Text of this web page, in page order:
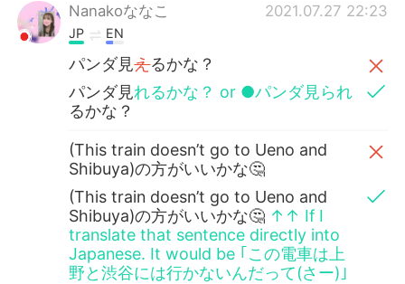
Nanakoななこ 2021.07.27 22:23
JP EN
パンダ見えるかな？
パンダ見れるかな？ or ●パンダ見られ
るかな？
(This train doesn’t go to Ueno and
Shibuya)の方がいいかな🤔
(This train doesn’t go to Ueno and
Shibuya)の方がいいかな🤔 ↑↑ If I
translate that sentence directly into
Japanese. It would be ｢この電車は上
野と渋谷には行かないんだって(さー)｣